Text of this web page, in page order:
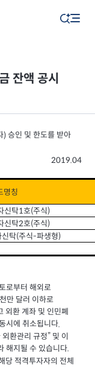
잔액 공시
)승인 및 한도를 받아
2019.04
명칭
신탁1호(주식)
신탁2호(주식)
신탁(주식-파생형)
로부터 해외로
천만 달러 이하로
외환 계좌 및 인민폐
시에 취소됩니다.
환관리 규정” 및 이
해지될 수 있습니다.
당 적격투자자의 전체